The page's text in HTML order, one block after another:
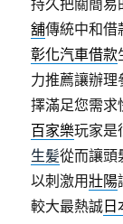
持久把關簡易
舖傳統中和借
彰化汽車借款
力推薦讓辦
擇滿足您需求
百家樂玩家是
生髪從而讓頭
以刺激用壯陽
較大最熱誠